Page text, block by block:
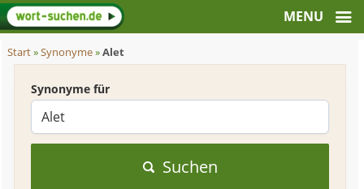
Start»Synonyme»Alet
Synonyme für
Suchen